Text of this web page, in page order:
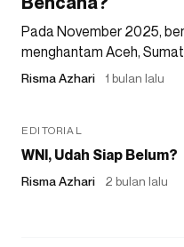
Pada November 2025,
menghantam Aceh,
Risma Azhari 1 bulan lalu
EDITORIAL
WNI, Udah Siap Belum?
Risma Azhari 2 bulan lalu